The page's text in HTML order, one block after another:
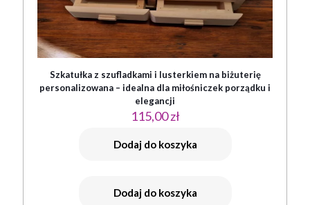
Szkatułka z szufladkami i lusterkiem na biżuterię
personalizowana – idealna dla miłośniczek porządku i
elegancji
115,00zł
Dodaj do koszyka
Dodaj do koszyka